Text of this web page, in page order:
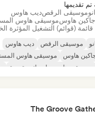
موسيقى الرقصديب هاوس
هاوسموسيقى هاوس
قائمة (قوائم) التشغيل المؤثرة
موسيقى الرقص
ديب هاوس
هاوس
موسيقى هاوس
موسيقى هاوس ملوديك وتقدمية
The Groove